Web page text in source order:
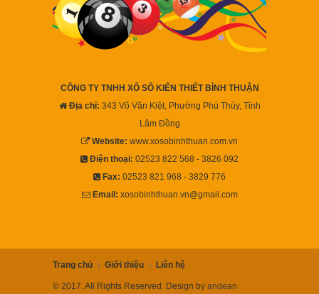
CÔNG TY TNHH XỔ SỐ KIẾN THIẾT BÌNH THUẬN
Địa chỉ: 343 Võ Văn Kiệt, Phường Phú Thủy, Tỉnh
Lâm Đồng
Website: www.xosobinhthuan.com.vn
Điện thoại: 02523 822 568 - 3826 092
Fax: 02523 821 968 - 3829 776
Email: xosobinhthuan.vn@gmail.com
Trang chủ Giới thiệu Liên hệ
© 2017. All Rights Reserved. Design by andean